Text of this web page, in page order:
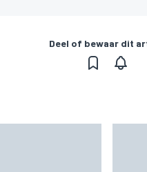
Deel of bewaar dit